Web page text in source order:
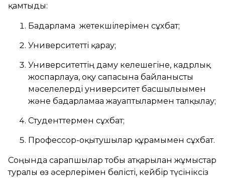
қамтыды:
Бағдарлама жетекшілерімен сұхбат;
Университетті қарау;
Университеттің даму келешегіне, кадрлық
жоспарлауға, оқу сапасына байланысты
мәселелерді университет басшылығымен
және бағдарламаға жауаптылармен талқылау;
Студенттермен сұхбат;
Профессор-оқытушылар құрамымен сұхбат.
Соңында сарапшылар тобы атқарылған жұмыстар
туралы өз әсерлерімен бөлісті, кейбір түсініксіз